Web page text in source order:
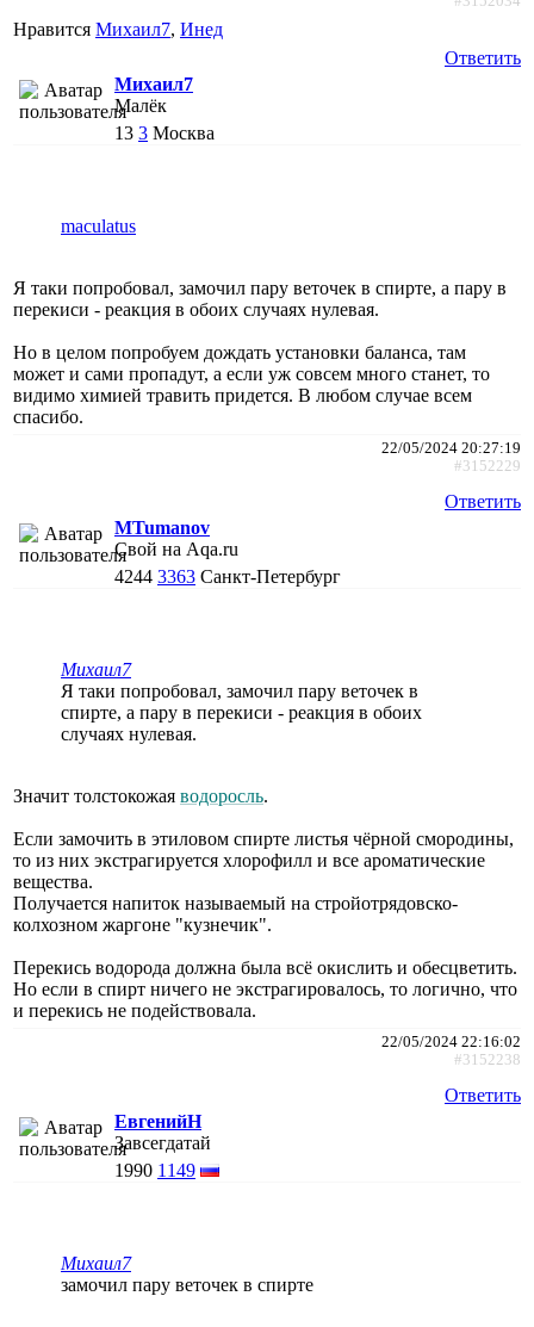
Нравится Михаил7, Инед
Ответить
Михаил7
Малёк
13 3 Москва
maculatus
Я таки попробовал, замочил пару веточек в спирте, а пару в
перекиси - реакция в обоих случаях нулевая.
Но в целом попробуем дождать установки баланса, там
может и сами пропадут, а если уж совсем много станет, то
видимо химией травить придется. В любом случае всем
спасибо.
22/05/2024 20:27:19
#3152229
Ответить
MTumanov
Свой на Aqa.ru
4244 3363 Санкт-Петербург
Михаил7
Я таки попробовал, замочил пару веточек в
спирте, а пару в перекиси - реакция в обоих
случаях нулевая.
Значит толстокожая водоросль.
Если замочить в этиловом спирте листья чёрной смородины,
то из них экстрагируется хлорофилл и все ароматические
вещества.
Получается напиток называемый на стройотрядовско-
колхозном жаргоне "кузнечик".
Перекись водорода должна была всё окислить и обесцветить.
Но если в спирт ничего не экстрагировалось, то логично, что
и перекись не подействовала.
22/05/2024 22:16:02
#3152238
Ответить
ЕвгенийН
Завсегдатай
1990 1149
Михаил7
замочил пару веточек в спирте